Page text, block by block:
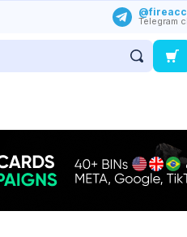
@fireacc
Telegram